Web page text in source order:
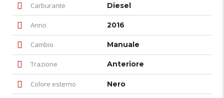
Carburante Diesel
Anno 2016
Cambio Manuale
Trazione Anteriore
Colore esterno Nero